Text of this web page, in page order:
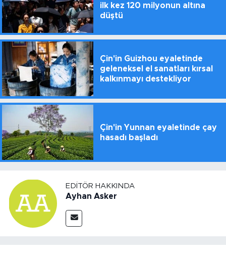
ilk kez 120 milyonun altına
düştü
Çin'in Guizhou eyaletinde
geleneksel el sanatları kırsal
kalkınmayı destekliyor
Çin'in Yunnan eyaletinde çay
hasadı başladı
EDITÖR HAKKINDA
Ayhan Asker